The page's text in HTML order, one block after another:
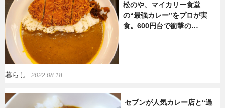
松のや、マイカリー食堂
の“最強カレー”をプロが実
食。600円台で衝撃の…
暮らし 2022.08.18
セブンが人気カレー店と“過